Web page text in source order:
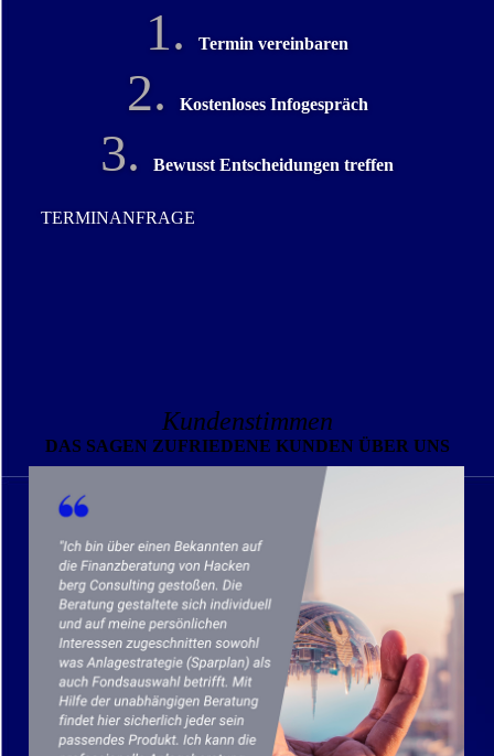
1. Termin vereinbaren
2. Kostenloses Infogespräch
3. Bewusst Entscheidungen treffen
TERMINANFRAGE
Kundenstimmen
DAS SAGEN ZUFRIEDENE KUNDEN ÜBER UNS